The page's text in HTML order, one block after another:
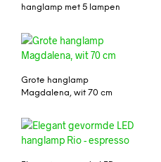
hanglamp met 5 lampen
Grote hanglamp
Magdalena, wit 70 cm